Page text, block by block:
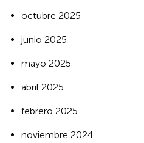
octubre 2025
junio 2025
mayo 2025
abril 2025
febrero 2025
noviembre 2024